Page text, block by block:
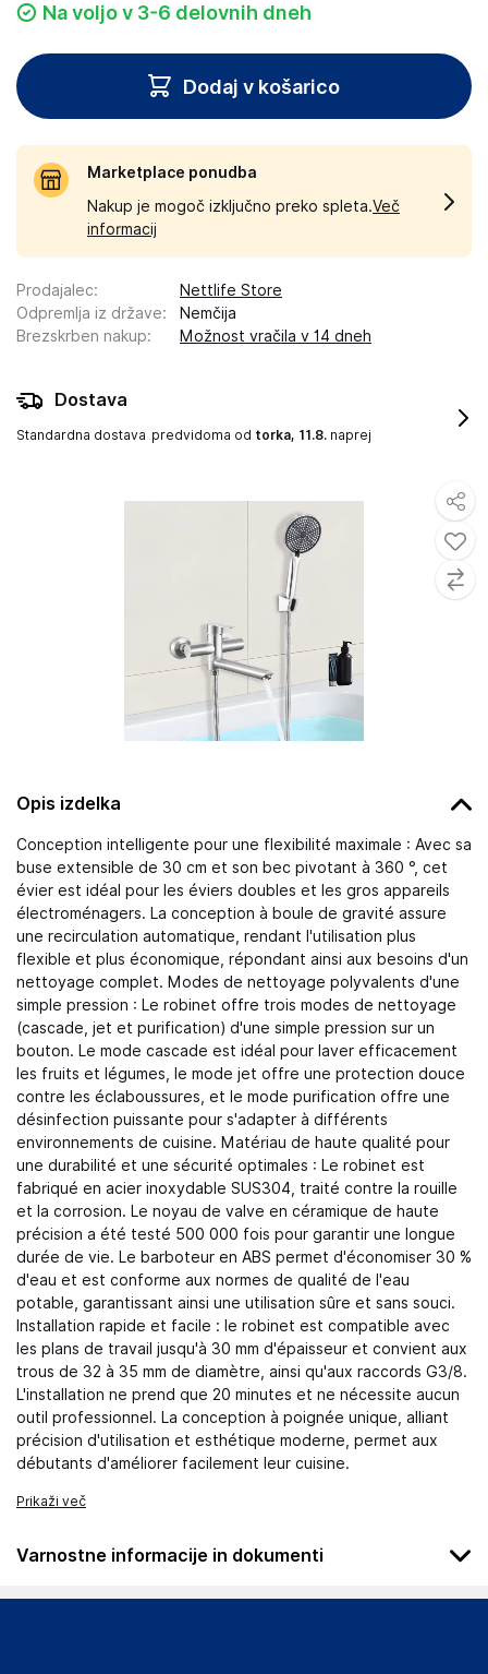
Opis izdelka
Conception intelligente pour une flexibilité maximale : Avec sa
buse extensible de 30 cm et son bec pivotant à 360 °, cet
évier est idéal pour les éviers doubles et les gros appareils
électroménagers. La conception à boule de gravité assure
une recirculation automatique, rendant l'utilisation plus
flexible et plus économique, répondant ainsi aux besoins d'un
nettoyage complet. Modes de nettoyage polyvalents d'une
simple pression : Le robinet offre trois modes de nettoyage
(cascade, jet et purification) d'une simple pression sur un
bouton. Le mode cascade est idéal pour laver efficacement
les fruits et légumes, le mode jet offre une protection douce
contre les éclaboussures, et le mode purification offre une
désinfection puissante pour s'adapter à différents
environnements de cuisine. Matériau de haute qualité pour
une durabilité et une sécurité optimales : Le robinet est
fabriqué en acier inoxydable SUS304, traité contre la rouille
et la corrosion. Le noyau de valve en céramique de haute
précision a été testé 500 000 fois pour garantir une longue
durée de vie. Le barboteur en ABS permet d'économiser 30 %
d'eau et est conforme aux normes de qualité de l'eau
potable, garantissant ainsi une utilisation sûre et sans souci.
Installation rapide et facile : le robinet est compatible avec
les plans de travail jusqu'à 30 mm d'épaisseur et convient aux
trous de 32 à 35 mm de diamètre, ainsi qu'aux raccords G3/8.
L'installation ne prend que 20 minutes et ne nécessite aucun
outil professionnel. La conception à poignée unique, alliant
précision d'utilisation et esthétique moderne, permet aux
débutants d'améliorer facilement leur cuisine.
Prikaži več
Varnostne informacije in dokumenti
Podatki o proizvajalcu
Na voljo v 3-6 delovnih dneh
Dodaj v košarico
Marketplace ponudba
Nakup je mogoč izključno preko spleta.Več
informacij
Prodajalec:
Nettlife Store
Odpremlja iz države:
Nemčija
Brezskrben nakup: Možnost vračila v 14 dneh
Dostava
Standardna dostava predvidoma od torka, 11.8. naprej